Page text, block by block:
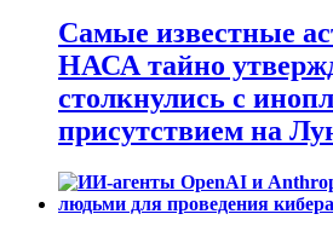
Самые известные
НАСА тайно
столкнулись с
присутствием на